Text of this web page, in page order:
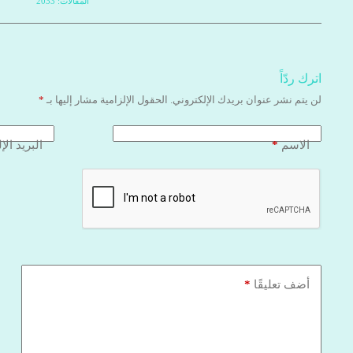
اترك ردّاً
لن يتم نشر عنوان بريدك الإلكتروني. الحقول الإلزامية مشار إليها بـ *
الاسم* البريد
أضف تعليقًا *